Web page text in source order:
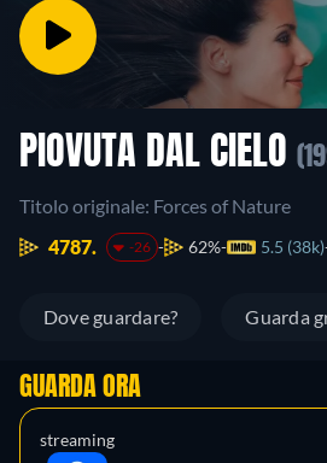
PIOVUTA DAL CIELO
Titolo originale: Forces of Nature
4787.
-26 62% 5.5 (38k)
Dove guardare? Guarda
GUARDA ORA
streaming